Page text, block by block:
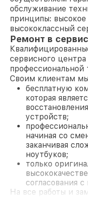
обслуживание
принципы:
высококлассный
Ремонт в
сервисного
Своим клиентам
бесплатную
которая
устройств;
начиная со
заканчивая
ноутбуков;
только
согласования
На все работы и
поломки по